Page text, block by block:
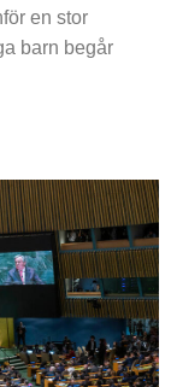
en stor
barn begår